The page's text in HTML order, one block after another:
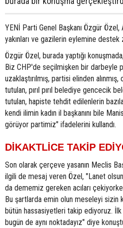
YENİ Parti Genel Başkanı Özgür
yakınları ve gazilerin eylemine
Özgür Özel, burada yaptığı
Biz CHP'de seçilmişken bir darbeyle
uzaklaştırılmış, partisi elinden
tutulan, pırıl pırıl belediye gencecik
tutulan, hapiste tehdit edilenlerin
kendi ilimin kadın il başkanını bile
görüyor partimiz" ifadelerini kullandı.
DİKAKTLİCE TAKİP
Son olarak çerçeve yasanın Meclis
ilgili de mesaj veren Özel, "Lanet olsun
da dememiz gereken acıları
Bu şartlarda emin olun meseleyi
bütün hassasiyetleri takip ediyoruz.
bugün de aynı noktadayız" diye